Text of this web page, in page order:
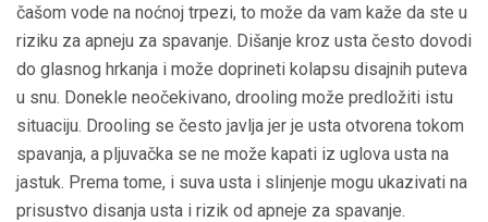
čašom vode na noćnoj trpezi, to može da vam kaže da ste u
riziku za apneju za spavanje. Dišanje kroz usta često dovodi
do glasnog hrkanja i može doprineti kolapsu disajnih puteva
u snu. Donekle neočekivano, drooling može predložiti istu
situaciju. Drooling se često javlja jer je usta otvorena tokom
spavanja, a pljuvačka se ne može kapati iz uglova usta na
jastuk. Prema tome, i suva usta i slinjenje mogu ukazivati ​​na
prisustvo disanja usta i rizik od apneje za spavanje.